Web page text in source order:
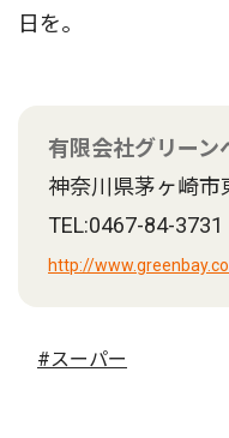
日を。
有限会社グリーン
神奈川県茅ヶ崎市
TEL:0467-84-3731
http://
#スーパー